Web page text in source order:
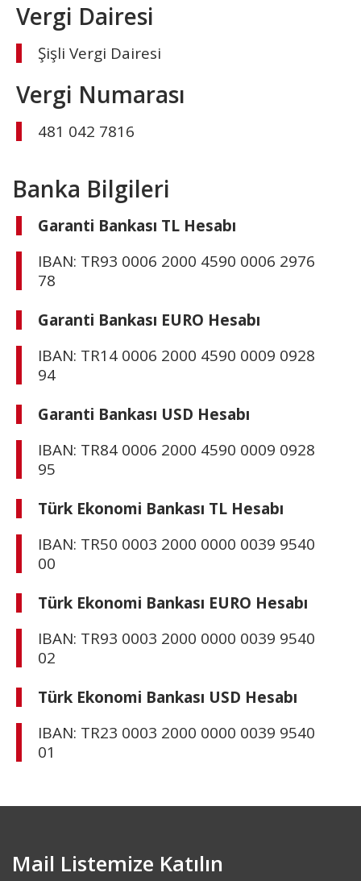
Vergi Dairesi
Şişli Vergi Dairesi
Vergi Numarası
481 042 7816
Banka Bilgileri
Garanti Bankası TL Hesabı
IBAN: TR93 0006 2000 4590 0006 2976
78
Garanti Bankası EURO Hesabı
IBAN: TR14 0006 2000 4590 0009 0928
94
Garanti Bankası USD Hesabı
IBAN: TR84 0006 2000 4590 0009 0928
95
Türk Ekonomi Bankası TL Hesabı
IBAN: TR50 0003 2000 0000 0039 9540
00
Türk Ekonomi Bankası EURO Hesabı
IBAN: TR93 0003 2000 0000 0039 9540
02
Türk Ekonomi Bankası USD Hesabı
IBAN: TR23 0003 2000 0000 0039 9540
01
Mail Listemize Katılın